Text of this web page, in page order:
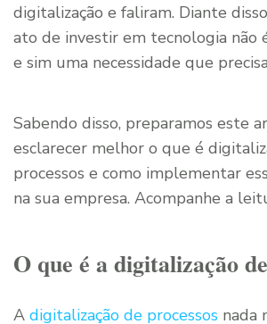
digitalização e faliram. Diante
ato de investir em tecnologia não
e sim uma necessidade que
Sabendo disso, preparamos este
esclarecer melhor o que é
processos e como implementar
na sua empresa. Acompanhe a
O que é a digitalização
A digitalização de processos nada